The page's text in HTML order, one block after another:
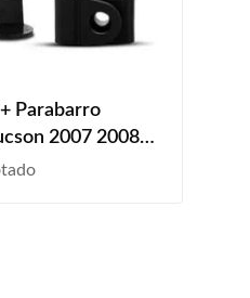
Parabarro
2007 2008
Preto